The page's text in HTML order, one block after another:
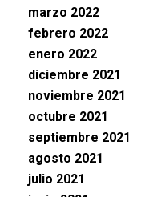
marzo 2022
febrero 2022
enero 2022
diciembre 2021
noviembre 2021
octubre 2021
septiembre 2021
agosto 2021
julio 2021